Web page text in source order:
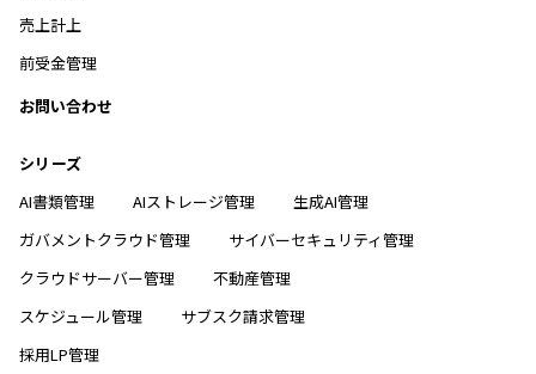
売上計上
前受金管理
お問い合わせ
シリーズ
AI書類管理
AIストレージ管理
生成AI管理
ガバメントクラウド管理
サイバーセキュリティ管理
クラウドサーバー管理
不動産管理
スケジュール管理
サブスク請求管理
採用LP管理